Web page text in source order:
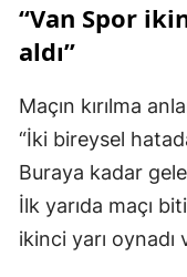
“Van Spor
aldı”
Maçın kırılma
“İki bireysel
Buraya kadar
İlk yarıda maçı
ikinci yarı oynadı